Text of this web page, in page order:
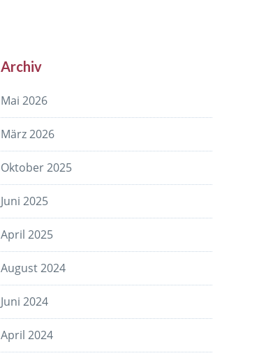
Archiv
Mai 2026
März 2026
Oktober 2025
Juni 2025
April 2025
August 2024
Juni 2024
April 2024